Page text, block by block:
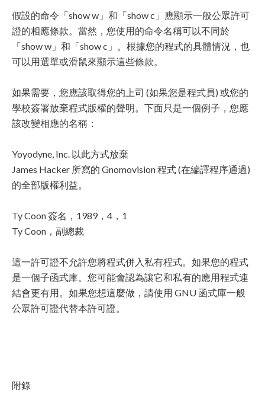
假設的命令「show w」和「show c」應顯示一般公眾許可
證的相應條款。當然，您使用的命令名稱可以不同於
「show w」和「show c」。根據您的程式的具體情況，也
可以用選單或滑鼠來顯示這些條款。
如果需要，您應該取得您的上司 (如果您是程式員) 或您的
學校簽署放棄程式版權的聲明。下面只是一個例子，您應
該改變相應的名稱：
Yoyodyne, Inc. 以此方式放棄
James Hacker 所寫的 Gnomovision 程式 (在編譯程序通過)
的全部版權利益。
Ty Coon 簽名，1989，4，1
Ty Coon，副總裁
這一許可證不允許您將程式併入私有程式。如果您的程式
是一個子函式庫。您可能會認為讓它和私有的應用程式連
結會更有用。如果您想這麼做，請使用 GNU 函式庫一般
公眾許可證代替本許可證。
附錄